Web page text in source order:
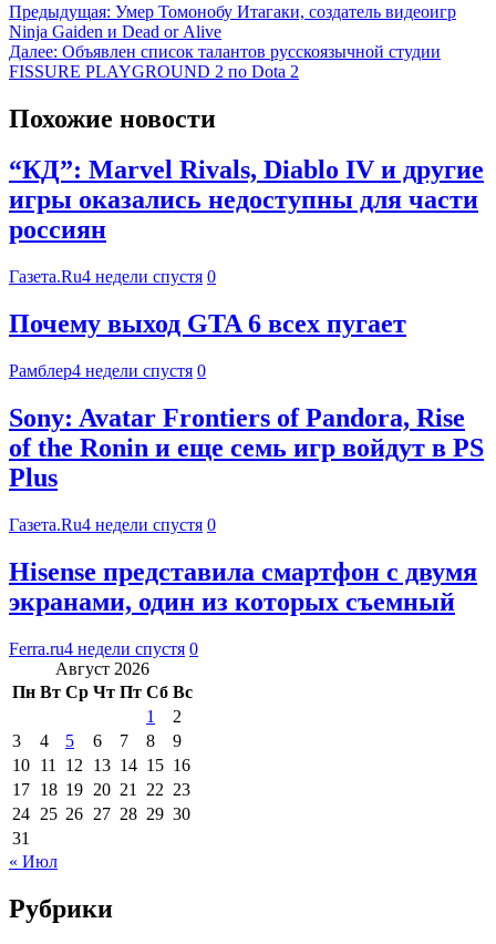
Предыдущая: Умер Томонобу Итагаки, создатель видеоигр
Ninja Gaiden и Dead or Alive
Далее: Объявлен список талантов русскоязычной студии
FISSURE PLAYGROUND 2 по Dota 2
Похожие новости
“КД”: Marvel Rivals, Diablo IV и другие
игры оказались недоступны для части
россиян
Газета.Ru4 недели спустя 0
Почему выход GTA 6 всех пугает
Рамблер4 недели спустя 0
Sony: Avatar Frontiers of Pandora, Rise
of the Ronin и еще семь игр войдут в PS
Plus
Газета.Ru4 недели спустя 0
Hisense представила смартфон с двумя
экранами, один из которых съемный
Ferra.ru4 недели спустя 0
Август 2026
Пн Вт Ср Чт Пт Сб Вс
1
2
3
4 5 6 7 8
9
10 11 12 13 14 15 16
17 18 19 20 21 22 23
24 25 26 27 28 29 30
31
« Июл
Рубрики